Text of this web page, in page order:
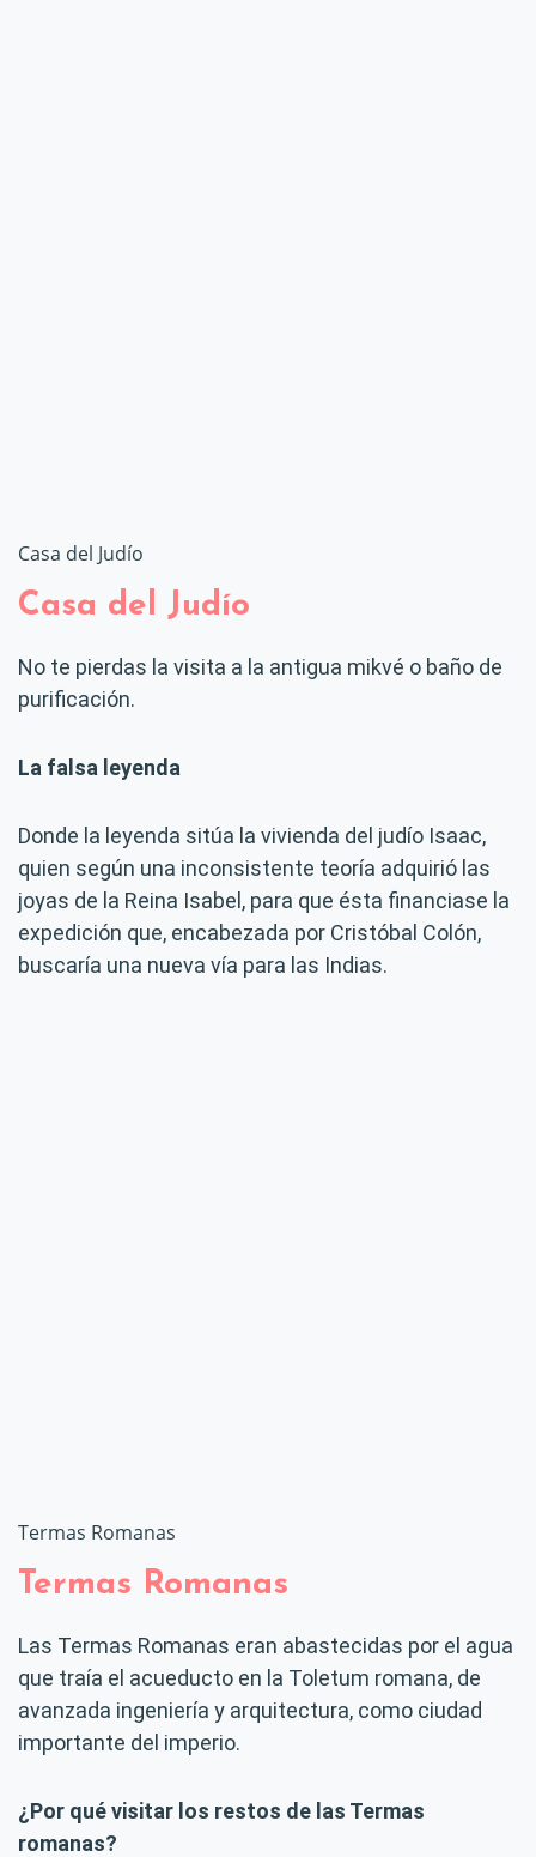
Casa del Judío
Casa del Judío
No te pierdas la visita a la antigua mikvé o baño de
purificación.
La falsa leyenda
Donde la leyenda sitúa la vivienda del judío Isaac,
quien según una inconsistente teoría adquirió las
joyas de la Reina Isabel, para que ésta financiase la
expedición que, encabezada por Cristóbal Colón,
buscaría una nueva vía para las Indias.
Termas Romanas
Termas Romanas
Las Termas Romanas eran abastecidas por el agua
que traía el acueducto en la Toletum romana, de
avanzada ingeniería y arquitectura, como ciudad
importante del imperio.
¿Por qué visitar los restos de las Termas
romanas?